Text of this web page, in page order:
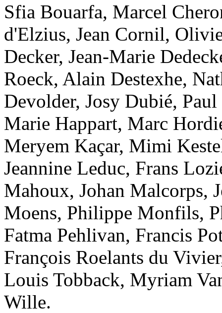
Sfia Bouarfa, Marcel
d'Elzius, Jean Cornil,
Decker, Jean-Marie
Roeck, Alain Destexhe,
Devolder, Josy Dubié,
Marie Happart, Marc
Meryem Kaçar, Mimi
Jeannine Leduc, Frans
Mahoux, Johan Malcorps,
Moens, Philippe Monfils,
Fatma Pehlivan, Francis
François Roelants du
Louis Tobback, Myriam
Wille.